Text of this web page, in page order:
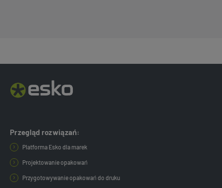
Przegląd rozwiązań:
Platforma Esko dla marek
Projektowanie opakowań
Przygotowywanie opakowań do druku